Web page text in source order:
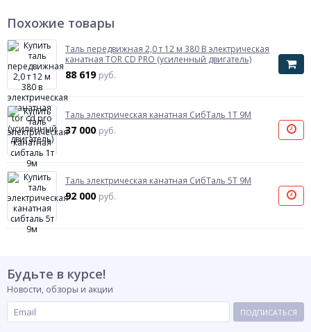
Похожие товары
Таль передвижная 2,0 т 12 м 380 В электрическая
канатная TOR CD PRO (усиленный двигатель)
88 619 руб.
Таль электрическая канатная СибТаль 1Т 9М
37 000 руб.
Таль электрическая канатная СибТаль 5Т 9М
92 000 руб.
Будьте в курсе!
Новости, обзоры и акции
ПОДПИСАТЬСЯ